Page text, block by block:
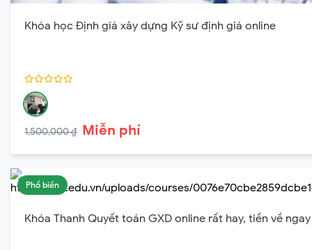
Khóa học Định giá xây dựng Kỹ sư định giá online
1,500,000 ₫ Miễn phí
Phổ biến
Khóa Thanh Quyết toán GXD online rất hay, tiền về ngay